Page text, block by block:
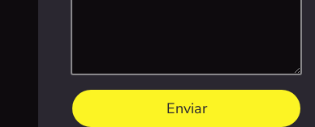
Enviar